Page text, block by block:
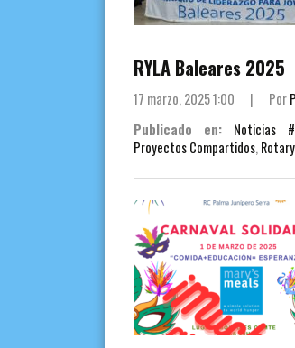
RYLA Baleares 2025
17 marzo, 2025 1:00 | Por
Publicado en:
Noticias
Proyectos Compartidos,